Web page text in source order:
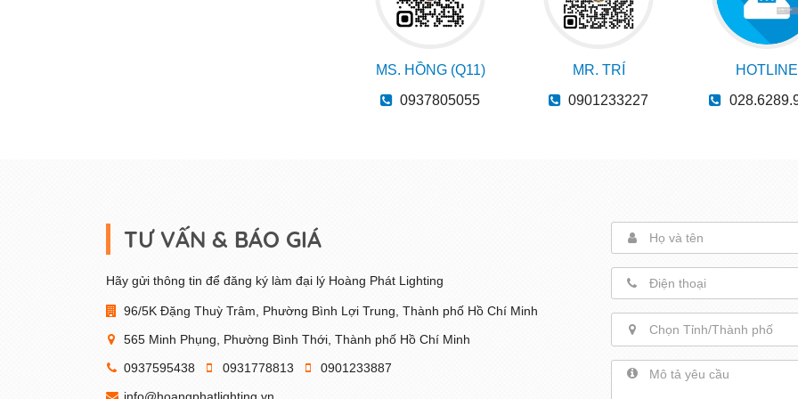
MS. HỒNG (Q11)
0937805055
MR. TRÍ
0901233227
HOTLINE
TƯ VẤN & BÁO GIÁ
Hãy gửi thông tin để đăng ký làm đại lý Hoàng Phát Lighting
96/5K Đặng Thuỳ Trâm, Phường Bình Lợi Trung, Thành phố Hồ Chí Minh
565 Minh Phụng, Phường Bình Thới, Thành phố Hồ Chí Minh
0937595438
0931778813
0901233887
Chọn Tỉnh/Thành phố